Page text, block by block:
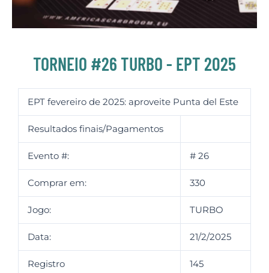
TORNEIO #26 TURBO - EPT 2025
EPT fevereiro de 2025: aproveite Punta del Este
Resultados finais/Pagamentos
Evento #: # 26
Comprar em: 330
Jogo: TURBO
Data: 21/2/2025
Registro 145